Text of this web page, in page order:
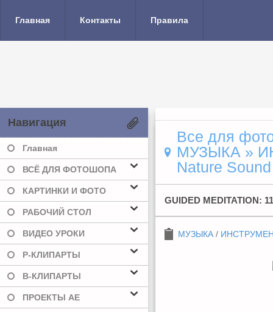
Главная Контакты Правила
Навигация
Главная
ВСЁ ДЛЯ ФОТОШОПА
КАРТИНКИ И ФОТО
РАБОЧИЙ СТОЛ
ВИДЕО УРОКИ
Р-КЛИПАРТЫ
В-КЛИПАРТЫ
ПРОЕКТЫ AE
Все для
МУЗЫКА »
Nature
GUIDED MEDITATION:
МУЗЫКА /